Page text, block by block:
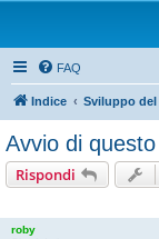
FAQ
Indice Sviluppo
Avvio di
Rispondi
roby